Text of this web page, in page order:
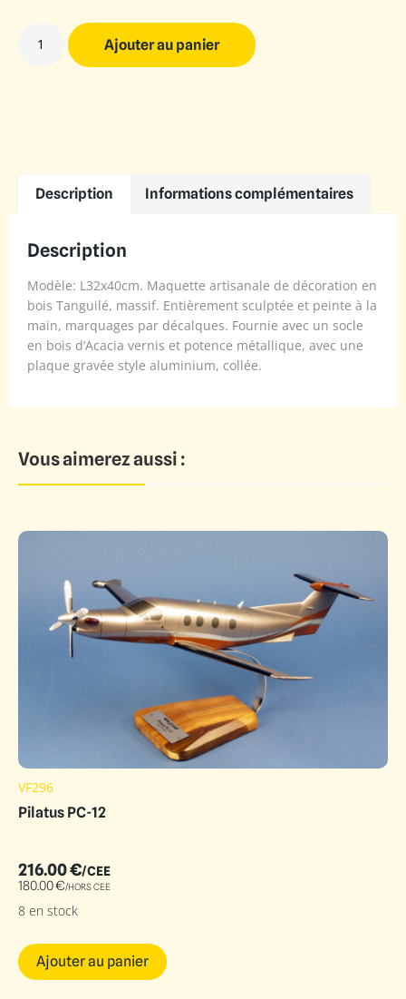
Ajouter au panier
Description Informations complémentaires
Description
Modèle: L32x40cm. Maquette artisanale de décoration en
bois Tanguilé, massif. Entièrement sculptée et peinte à la
main, marquages par décalques. Fournie avec un socle
en bois d’Acacia vernis et potence métallique, avec une
plaque gravée style aluminium, collée.
Vous aimerez aussi :
VF296
Pilatus PC-12
216.00€/CEE
180.00€/HORS CEE
8 en stock
Ajouter au panier